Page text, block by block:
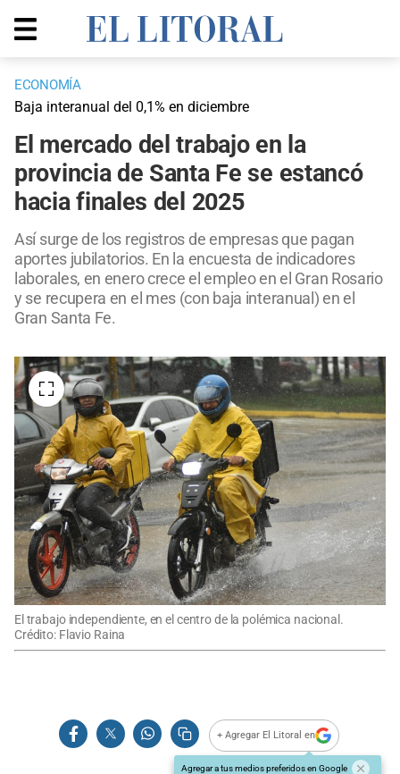
ECONOMÍA
Baja interanual del 0,1% en diciembre
El mercado del trabajo en la
provincia de Santa Fe se estancó
hacia finales del 2025
Así surge de los registros de empresas que pagan
aportes jubilatorios. En la encuesta de indicadores
laborales, en enero crece el empleo en el Gran Rosario
y se recupera en el mes (con baja interanual) en el
Gran Santa Fe.
El trabajo independiente, en el centro de la polémica nacional.
Crédito: Flavio Raina
+ Agregar El Litoral en
Agregar a tus medios preferidos en Google